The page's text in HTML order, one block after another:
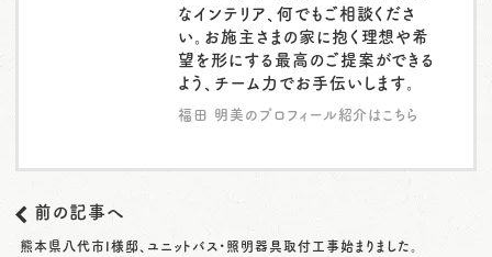
なインテリア、何でもご相談くださ
い。お施主さまの家に抱く理想や希
望を形にする最高のご提案ができる
よう、チーム力でお手伝いします。
福田 明美のプロフィール紹介はこちら
前の記事へ
熊本県八代市I様邸、ユニットバス・照明器具取付工事始まりました。